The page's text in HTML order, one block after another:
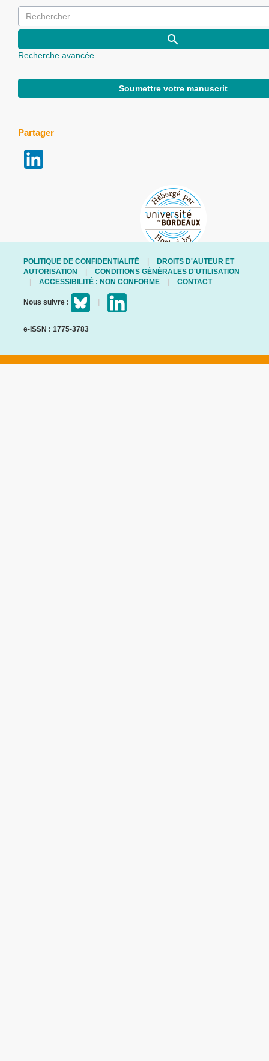
Recherche avancée
Soumettre votre manuscrit
Partager
POLITIQUE DE CONFIDENTIALITÉ
DROITS D'AUTEUR ET
AUTORISATION
CONDITIONS GÉNÉRALES D'UTILISATION
ACCESSIBILITÉ : NON CONFORME
CONTACT
Nous suivre :
e-ISSN : 1775-3783